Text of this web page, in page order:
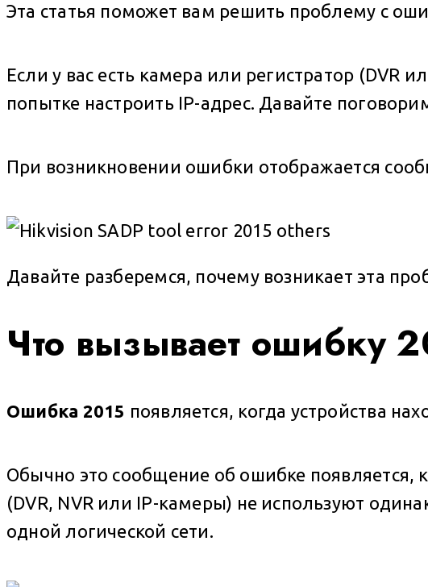
Эта статья поможет вам решить проблему с
Если у вас есть камера или регистратор (DVR
попытке настроить IP-адрес. Давайте
При возникновении ошибки отображается
Давайте разберемся, почему возникает эта
Что вызывает ошибку
Ошибка 2015 появляется, когда устройства
Обычно это сообщение об ошибке появляется,
(DVR, NVR или IP-камеры) не используют
одной логической сети.